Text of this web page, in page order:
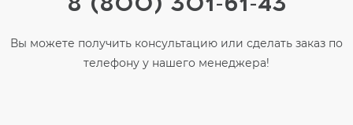
Вы можете получить консультацию или сделать заказ по
телефону у нашего менеджера!